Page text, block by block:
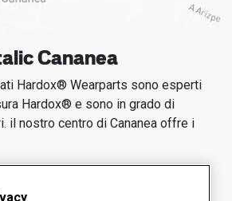
Cananea
Hardox® Wearparts sono esperti
Hardox® e sono in grado di
il nostro centro di Cananea offre i